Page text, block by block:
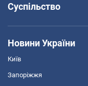
Суспільство
Новини України
Київ
Запоріжжя